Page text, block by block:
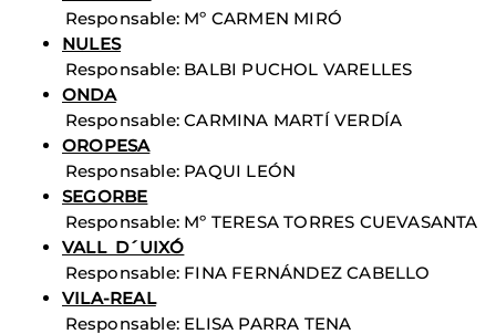
Responsable: Mº CARMEN MIRÓ
NULES
Responsable: BALBI PUCHOL VARELLES
ONDA
Responsable: CARMINA MARTÍ VERDÍA
OROPESA
Responsable: PAQUI LEÓN
SEGORBE
Responsable: Mº TERESA TORRES CUEVASANTA
VALL D´UIXÓ
Responsable: FINA FERNÁNDEZ CABELLO
VILA-REAL
Responsable: ELISA PARRA TENA